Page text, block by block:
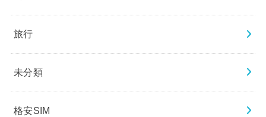
旅行
未分類
格安SIM